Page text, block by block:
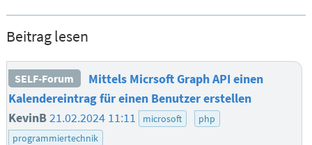
Beitrag lesen
SELF-Forum
Mittels Micrsoft Graph API einen
Kalendereintrag für einen Benutzer erstellen
KevinB21.02.2024 11:11 microsoft
php
programmiertechnik